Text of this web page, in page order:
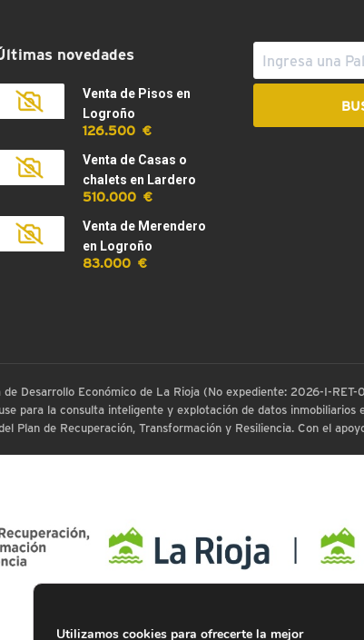
novedades
Venta de Pisos en
Logroño
126.500 €
Venta de Casas o
chalets en Lardero
510.000 €
Venta de Merendero
en Logroño
83.000 €
Desarrollo Económico de La Rioja (No expediente: 2026-I-
para la consulta inteligente y explotación de datos inmobiliarios
Plan de Recuperación, Transformación y Resiliencia. Con el
Utilizamos cookies para ofrecerte la mejor